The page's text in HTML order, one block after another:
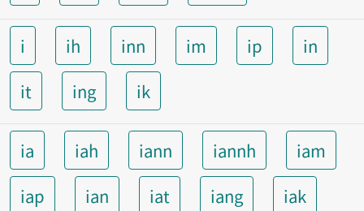
i ih inn im ip
in
it
ing ik
ia iah iann iannh
iam
iap
ian iat iang iak